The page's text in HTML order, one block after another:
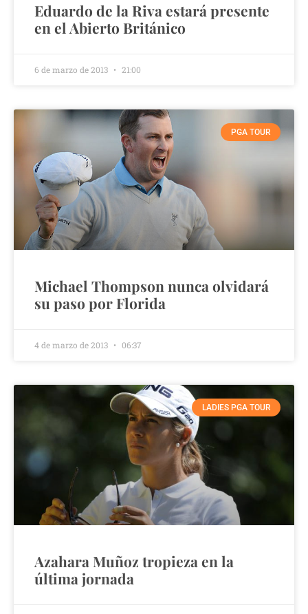
Eduardo de la Riva estará presente
en el Abierto Británico
6 de marzo de 2013 21:00
PGA TOUR
Michael Thompson nunca olvidará
su paso por Florida
4 de marzo de 2013 06:37
LADIES PGA TOUR
Azahara Muñoz tropieza en la
última jornada